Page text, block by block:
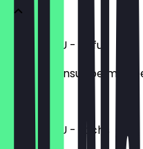
MISO SHIRU - Tofu
Sojabohnensuppe mit
4,90 €
MISO SHIRU - Lachs